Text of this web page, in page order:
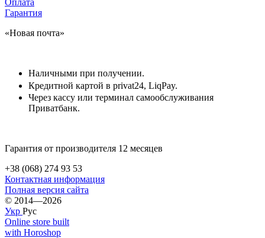
Гарантия
«Новая почта»
Наличными при получении.
Кредитной картой в privat24, LiqPay.
Через кассу или терминал самообслуживания
Приватбанк.
Гарантия от производителя 12 месяцев
+38 (068) 274 93 53
Контактная информация
Полная версия сайта
© 2014—2026
Укр Рус
Online store built
with Horoshop